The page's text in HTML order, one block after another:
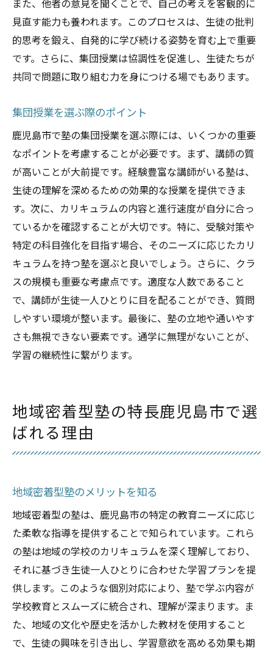
また、他者の意見を聞くことで、自己の考えを客観的に
見直す能力も養われます。このプロセスは、生徒の批判
的思考を鍛え、自発的に学び続ける姿勢を育む上で重要
です。さらに、集団授業は協調性を促進し、生徒たちが
共同で問題に取り組む力を身につける場でもあります。
集団授業を選ぶ際のポイント
鹿児島市で塾の集団授業を選ぶ際には、いくつかの重要
なポイントを考慮することが必要です。まず、講師の質
が高いことが大前提です。経験豊富な講師がいる塾は、
生徒の理解を深めるための効果的な授業を提供できま
す。次に、カリキュラムの内容と進行速度が自分に合っ
ているかを確認することが大切です。特に、受験対策や
特定の科目強化を目指す場合、そのニーズに応じたカリ
キュラムを持つ塾を選ぶと良いでしょう。さらに、クラ
スの規模も重要な考慮点です。適度な人数であること
で、講師が生徒一人ひとりに目を配ることができ、質問
しやすい環境が整います。最後に、塾の立地や通いやす
さも無視できない要素です。通学に無理がないことが、
学習の継続性に繋がります。
地域密着型塾の特長鹿児島市で選
ばれる理由
地域密着型塾のメリットを知る
地域密着型の塾は、鹿児島市の特定の教育ニーズに応じ
た柔軟な指導を提供することで知られています。これら
の塾は地域の学校のカリキュラムを深く理解しており、
それに基づき生徒一人ひとりに合わせた学習プランを提
供します。このような個別対応により、塾で学ぶ内容が
学校教育とスムーズに統合され、理解が深まります。ま
た、地域の文化や歴史を活かした教材を使用すること
で、生徒の興味を引き出し、学習意欲を高める効果も期